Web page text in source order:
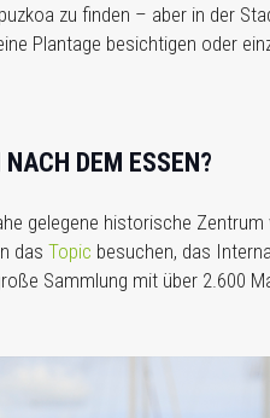
zu finden – aber in der
Plantage besichtigen oder
DEM ESSEN?
gelegene historische Zentrum
das Topic besuchen, das
Sammlung mit über 2.600